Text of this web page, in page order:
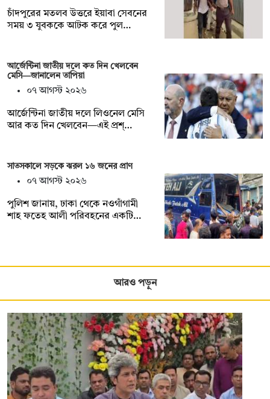
চাঁদপুরের মতলব উত্তরে ইয়াবা সেবনের
সময় ৩ যুবককে আটক করে পুল…
আর্জেন্টিনা জাতীয় দলে কত দিন খেলবেন
মেসি—জানালেন তাপিয়া
০৭ আগস্ট ২০২৬
আর্জেন্টিনা জাতীয় দলে লিওনেল মেসি
আর কত দিন খেলবেন—এই প্রশ্…
সাতসকালে সড়কে ঝরল ১৬ জনের প্রাণ
০৭ আগস্ট ২০২৬
পুলিশ জানায়, ঢাকা থেকে নওগাঁগামী
শাহ ফতেহ আলী পরিবহনের একটি…
আরও পড়ুন